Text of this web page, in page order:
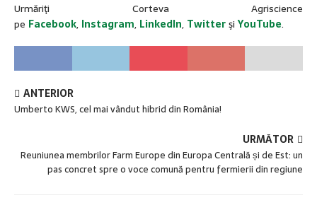
Urmăriţi Corteva Agriscience
pe Facebook, Instagram, LinkedIn, Twitterşi YouTube.
ANTERIOR
Umberto KWS, cel mai vândut hibrid din România!
URMĂTOR
Reuniunea membrilor Farm Europe din Europa Centrală și de Est: un
pas concret spre o voce comună pentru fermierii din regiune